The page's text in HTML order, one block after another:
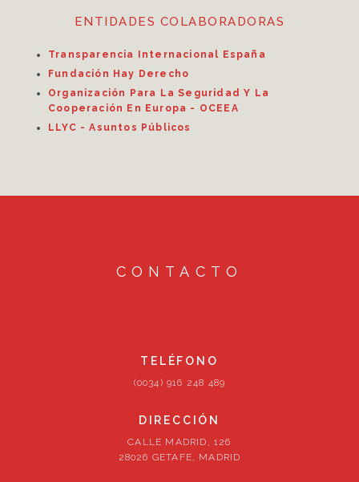
ENTIDADES COLABORADORAS
Transparencia Internacional España
Fundación Hay Derecho
Organización Para La Seguridad Y La
Cooperación En Europa - OCEEA
LLYC - Asuntos Públicos
CONTACTO
TELÉFONO
(0034) 916 248 489
DIRECCIÓN
CALLE MADRID, 126
28026 GETAFE, MADRID